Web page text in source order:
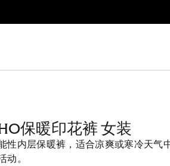
保暖印花裤 女装
性内层保暖裤，适合凉爽或寒冷天气
动。